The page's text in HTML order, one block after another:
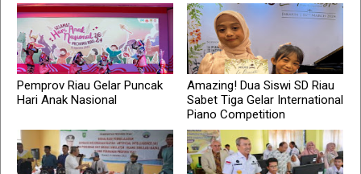
Pemprov Riau Gelar Puncak
Hari Anak Nasional
Amazing! Dua Siswi SD Riau
Sabet Tiga Gelar International
Piano Competition